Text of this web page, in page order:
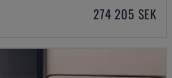
274 205 SEK